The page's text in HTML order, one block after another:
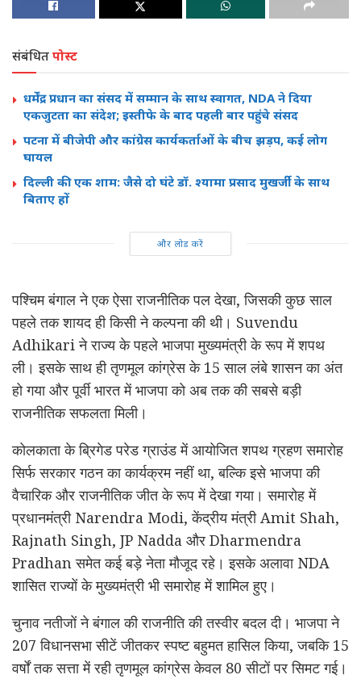
संबंधितपोस्ट
धर्मेंद्र प्रधान का संसद में सम्मान के साथ स्वागत, NDA ने दिया
एकजुटता का संदेश; इस्तीफे के बाद पहली बार पहुंचे संसद
पटना में बीजेपी और कांग्रेस कार्यकर्ताओं के बीच झड़प, कई लोग
घायल
दिल्ली की एक शाम: जैसे दो घंटे डॉ. श्यामा प्रसाद मुखर्जी के साथ
बिताए हों
और लोड करें
पश्चिम बंगाल ने एक ऐसा राजनीतिक पल देखा, जिसकी कुछ साल
पहले तक शायद ही किसी ने कल्पना की थी। Suvendu
Adhikari ने राज्य के पहले भाजपा मुख्यमंत्री के रूप में शपथ
ली। इसके साथ ही तृणमूल कांग्रेस के 15 साल लंबे शासन का अंत
हो गया और पूर्वी भारत में भाजपा को अब तक की सबसे बड़ी
राजनीतिक सफलता मिली।
कोलकाता के ब्रिगेड परेड ग्राउंड में आयोजित शपथ ग्रहण समारोह
सिर्फ सरकार गठन का कार्यक्रम नहीं था, बल्कि इसे भाजपा की
वैचारिक और राजनीतिक जीत के रूप में देखा गया। समारोह में
प्रधानमंत्री Narendra Modi, केंद्रीय मंत्री Amit Shah,
Rajnath Singh, JP Nadda और Dharmendra
Pradhan समेत कई बड़े नेता मौजूद रहे। इसके अलावा NDA
शासित राज्यों के मुख्यमंत्री भी समारोह में शामिल हुए।
चुनाव नतीजों ने बंगाल की राजनीति की तस्वीर बदल दी। भाजपा ने
207 विधानसभा सीटें जीतकर स्पष्ट बहुमत हासिल किया, जबकि 15
वर्षों तक सत्ता में रही तृणमूल कांग्रेस केवल 80 सीटों पर सिमट गई।